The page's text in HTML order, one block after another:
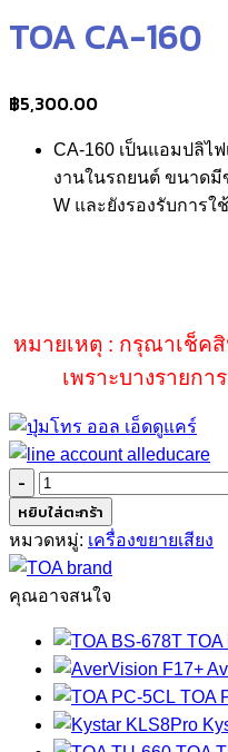
TOA CA-160
฿5,300.00
CA-160 เป็นแอมปลิไ
งานในรถยนต์ ขนาดมี
W และยังรองรับการใ
หมายเหตุ : กรุณาเช็ค
เพราะบางรายก
จำนวน
TOA
CA-
160
ชิ้น
หยิบใส่ตะกร้า
หมวดหมู่: เครื่องขยายเสียง
คุณอาจสนใจ
TOA
TOA